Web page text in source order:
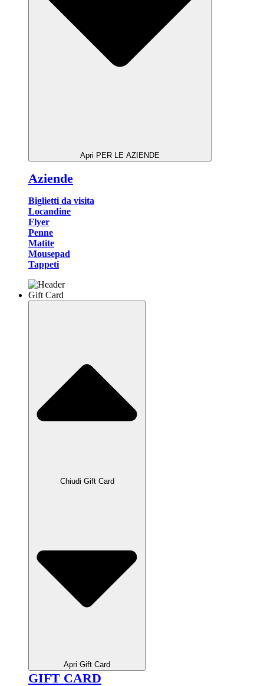
Apri PER LE AZIENDE
Aziende
Biglietti da visita
Locandine
Flyer
Penne
Matite
Mousepad
Tappeti
Gift Card
Chiudi Gift Card
Apri Gift Card
GIFT CARD